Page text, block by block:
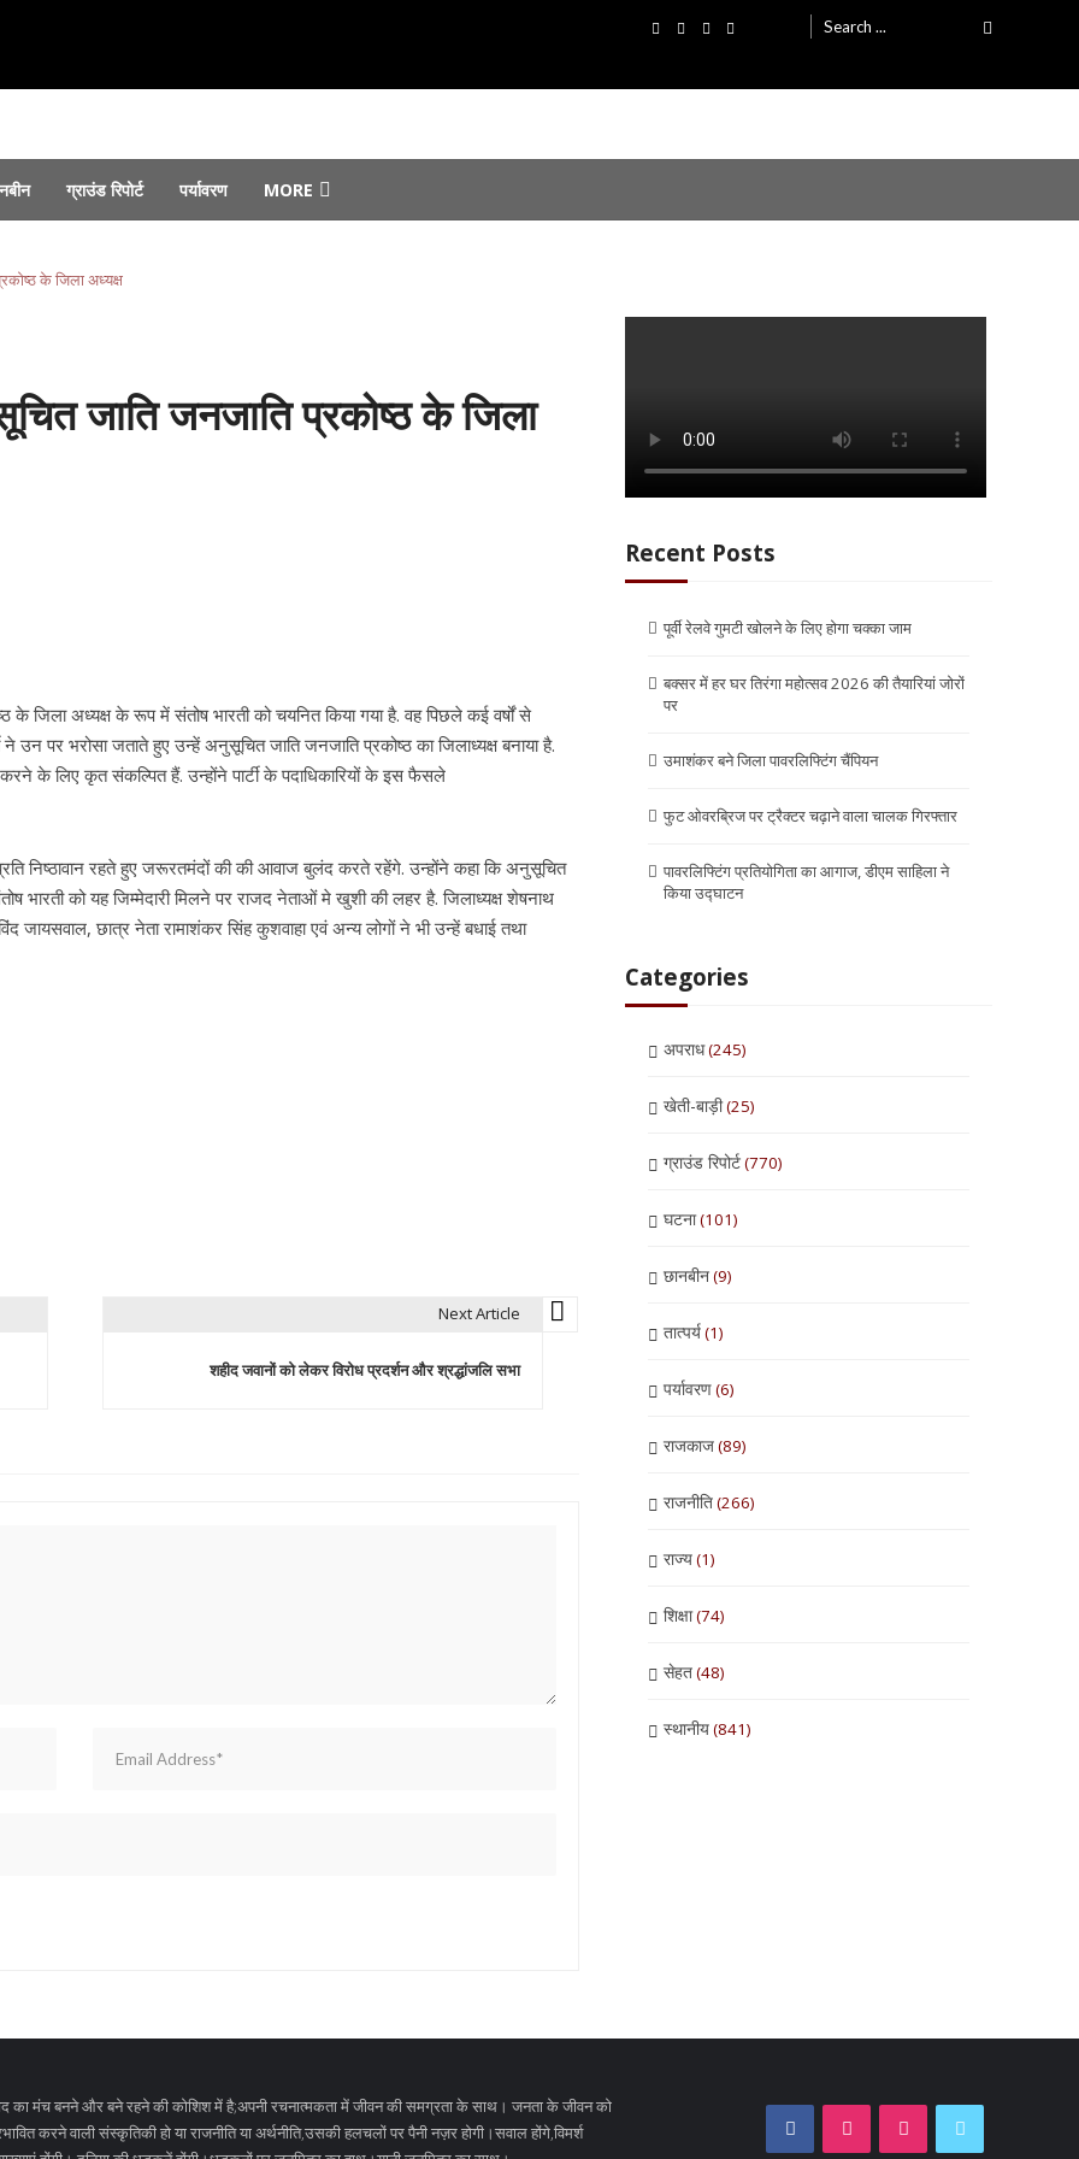
Search
for:
ग्राउंड रिपोर्ट पर्यावरण MORE
पर...
4, 2026
ने किया उद्घाटन...
के जिला अध्यक्ष
जाति जनजाति प्रकोष्ठ के जिला
जिला अध्यक्ष के रूप में संतोष भारती को चयनित किया गया है. वह पिछले कई वर्षों से
उन पर भरोसा जताते हुए उन्हें अनुसूचित जाति जनजाति प्रकोष्ठ का जिलाध्यक्ष बनाया है.
के लिए कृत संकल्पित हैं. उन्होंने पार्टी के पदाधिकारियों के इस फैसले
निष्ठावान रहते हुए जरूरतमंदों की की आवाज बुलंद करते रहेंगे. उन्होंने कहा कि अनुसूचित
भारती को यह जिम्मेदारी मिलने पर राजद नेताओं मे खुशी की लहर है. जिलाध्यक्ष शेषनाथ
जायसवाल, छात्र नेता रामाशंकर सिंह कुशवाहा एवं अन्य लोगों ने भी उन्हें बधाई तथा
Next Article
शहीद जवानों को लेकर विरोध प्रदर्शन और श्रद्धांजलि सभा
Recent Posts
पूर्वी रेलवे गुमटी खोलने के लिए होगा चक्का जाम
बक्सर में हर घर तिरंगा महोत्सव 2026 की तैयारियां जोरों
पर
उमाशंकर बने जिला पावरलिफ्टिंग चैंपियन
फुट ओवरब्रिज पर ट्रैक्टर चढ़ाने वाला चालक गिरफ्तार
पावरलिफ्टिंग प्रतियोगिता का आगाज, डीएम साहिला ने
किया उद्घाटन
Categories
अपराध(245)
खेती-बाड़ी(25)
ग्राउंड रिपोर्ट(770)
घटना(101)
छानबीन(9)
तात्पर्य(1)
पर्यावरण(6)
राजकाज(89)
राजनीति(266)
राज्य(1)
शिक्षा(74)
सेहत(48)
स्थानीय(841)
का मंच बनने और बने रहने की कोशिश में है;अपनी रचनात्मकता में जीवन की समग्रता के साथ। जनता के जीवन को
करने वाली संस्कृतिकी हो या राजनीति या अर्थनीति,उसकी हलचलों पर पैनी नज़र होगी।सवाल होंगे,विमर्श